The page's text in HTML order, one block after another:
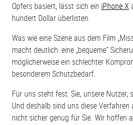
Opfers basiert, lässt sich ein iPhone X
hundert Dollar überlisten.
Was wie eine Szene aus dem Film
macht deutlich: eine „bequeme“
möglicherweise ein schlechter
besonderem Schutzbedarf.
Für uns steht fest: Sie, unsere Nutzer,
Und deshalb sind uns diese
nicht sicher genug für Sie. Wir hoffen